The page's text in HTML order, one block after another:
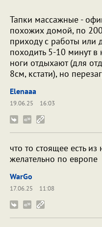
Тапки массажные -
похожих домой, по
приходу с работы или
походить 5-10 минут в
ноги отдыхают (для
8см, кстати), но
Elenaaa
19.06.25
16:03
что то стоящее есть из
желательно по европе
WarGo
17.06.25
11:08